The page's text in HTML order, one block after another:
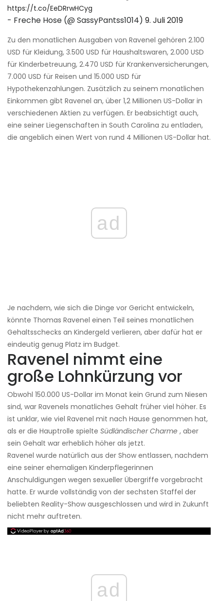
https://t.co/EeDRrwHCyg
- Freche Hose (@ SassyPantss1014) 9. Juli 2019
Zu den monatlichen Ausgaben von Ravenel gehören 2.100
USD für Kleidung, 3.500 USD für Haushaltswaren, 2.000 USD
für Kinderbetreuung, 2.470 USD für Krankenversicherungen,
7.000 USD für Reisen und 15.000 USD für
Hypothekenzahlungen. Zusätzlich zu seinem monatlichen
Einkommen gibt Ravenel an, über 1,2 Millionen US-Dollar in
verschiedenen Aktien zu verfügen. Er beabsichtigt auch,
eine seiner Liegenschaften in South Carolina zu entladen,
die angeblich einen Wert von rund 4 Millionen US-Dollar hat.
ad
Je nachdem, wie sich die Dinge vor Gericht entwickeln,
könnte Thomas Ravenel einen Teil seines monatlichen
Gehaltsschecks an Kindergeld verlieren, aber dafür hat er
eindeutig genug Platz im Budget.
Ravenel nimmt eine
große Lohnkürzung vor
Obwohl 150.000 US-Dollar im Monat kein Grund zum Niesen
sind, war Ravenels monatliches Gehalt früher viel höher. Es
ist unklar, wie viel Ravenel mit nach Hause genommen hat,
als er die Hauptrolle spielte Südländischer Charme , aber
sein Gehalt war erheblich höher als jetzt.
Ravenel wurde natürlich aus der Show entlassen, nachdem
eine seiner ehemaligen Kinderpflegerinnen
Anschuldigungen wegen sexueller Übergriffe vorgebracht
hatte. Er wurde vollständig von der sechsten Staffel der
beliebten Reality-Show ausgeschlossen und wird in Zukunft
nicht mehr auftreten.
ad